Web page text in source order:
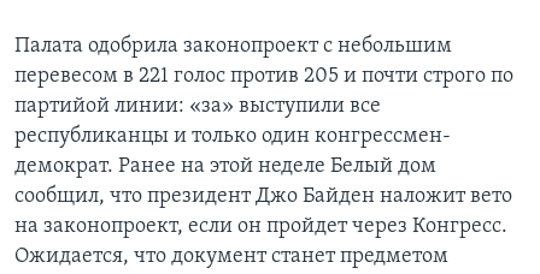
Палата одобрила законопроект с небольшим
перевесом в 221 голос против 205 и почти строго по
партийой линии: «за» выступили все
республиканцы и только один конгрессмен-
демократ. Ранее на этой неделе Белый дом
сообщил, что президент Джо Байден наложит вето
на законопроект, если он пройдет через Конгресс.
Ожидается, что документ станет предметом